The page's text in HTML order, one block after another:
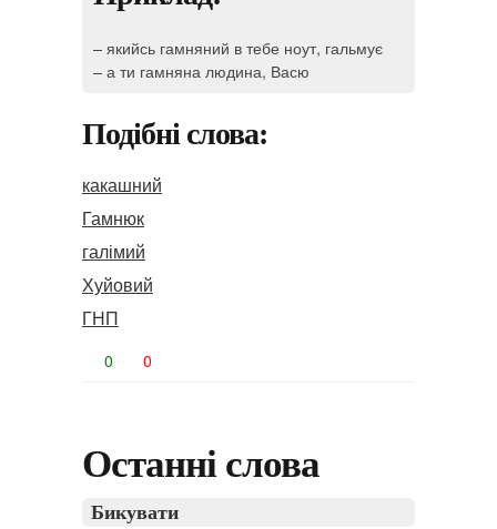
– якийсь гамняний в тебе ноут, гальмує
– а ти гамняна людина, Васю
Подібні слова:
какашний
Гамнюк
галімий
Хуйовий
ГНП
0 0
Останні слова
Бикувати